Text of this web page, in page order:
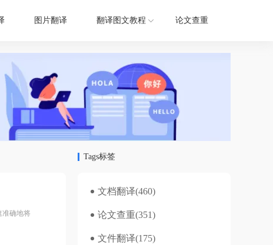
图片翻译 翻译图文教程 论文查重
准确地将
Tags标签
文档翻译(460)
论文查重(351)
文件翻译(175)